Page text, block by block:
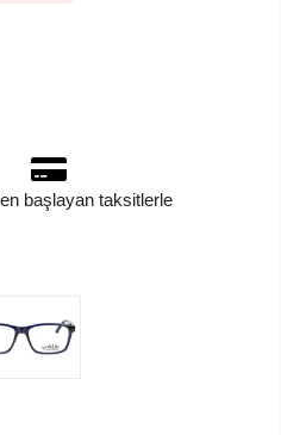
başlayan taksitlerle